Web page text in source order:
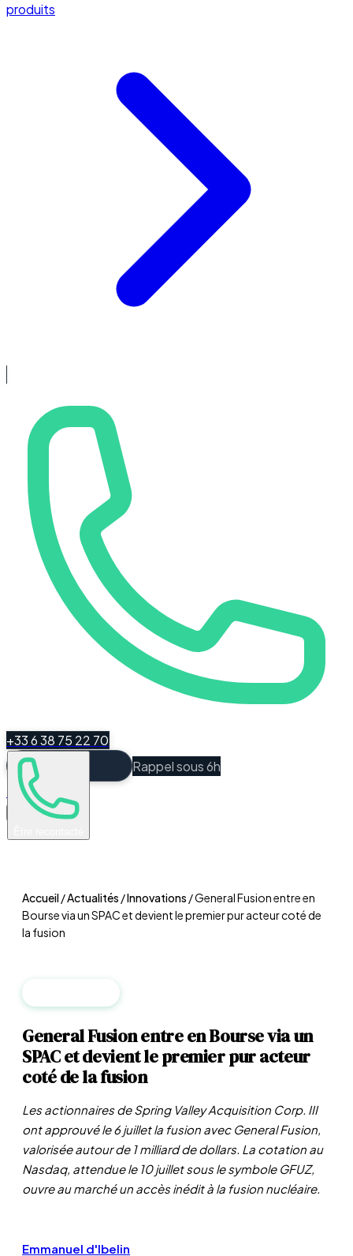
produits
+33 6 38 75 22 70
Rappel sous 6h
Espace Client
Accueil/Actualités /Innovations /General Fusion entre en
Bourse via un SPAC et devient le premier pur acteur coté de
la fusion
General Fusion entre en Bourse via un
SPAC et devient le premier pur acteur
coté de la fusion
Les actionnaires de Spring Valley Acquisition Corp. III
ont approuvé le 6 juillet la fusion avec General Fusion,
valorisée autour de 1 milliard de dollars. La cotation au
Nasdaq, attendue le 10 juillet sous le symbole GFUZ,
ouvre au marché un accès inédit à la fusion nucléaire.
Emmanuel d'Ibelin